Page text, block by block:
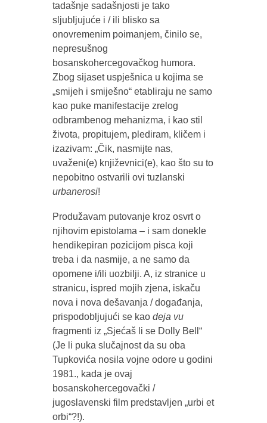
tadašnje sadašnjosti je tako
sljubljujuće i / ili blisko sa
onovremenim poimanjem, činilo se,
nepresušnog
bosanskohercegovačkog humora.
Zbog sijaset uspješnica u kojima se
„smijeh i smiješno“ etabliraju ne samo
kao puke manifestacije zrelog
odbrambenog mehanizma, i kao stil
života, propitujem, plediram, kličem i
izazivam: „Čik, nasmijte nas,
uvaženi(e) književnici(e), kao što su to
nepobitno ostvarili ovi tuzlanski
urbanerosi!
Produžavam putovanje kroz osvrt o
njihovim epistolama – i sam donekle
hendikepiran pozicijom pisca koji
treba i da nasmije, a ne samo da
opomene i/ili uozbilji. A, iz stranice u
stranicu, ispred mojih zjena, iskaču
nova i nova dešavanja / događanja,
prispodobljujući se kao deja vu
fragmenti iz „Sjećaš li se Dolly Bell“
(Je li puka slučajnost da su oba
Tupkovića nosila vojne odore u godini
1981., kada je ovaj
bosanskohercegovački /
jugoslavenski film predstavljen „urbi et
orbi“?!).